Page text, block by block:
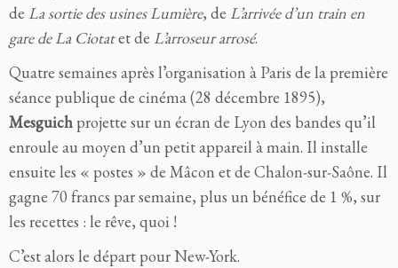
de La sortie des usines Lumière, de L’arrivée d’un train en
gare de La Ciotatet de L’arroseur arrosé.
Quatre semaines après l’organisation à Paris de la première
séance publique de cinéma (28 décembre 1895),
Mesguich projette sur un écran de Lyon des bandes qu’il
enroule au moyen d’un petit appareil à main. Il installe
ensuite les « postes » de Mâcon et de Chalon-sur-Saône. Il
gagne 70 francs par semaine, plus un bénéfice de 1 %, sur
les recettes : le rêve, quoi !
C’est alors le départ pour New-York.